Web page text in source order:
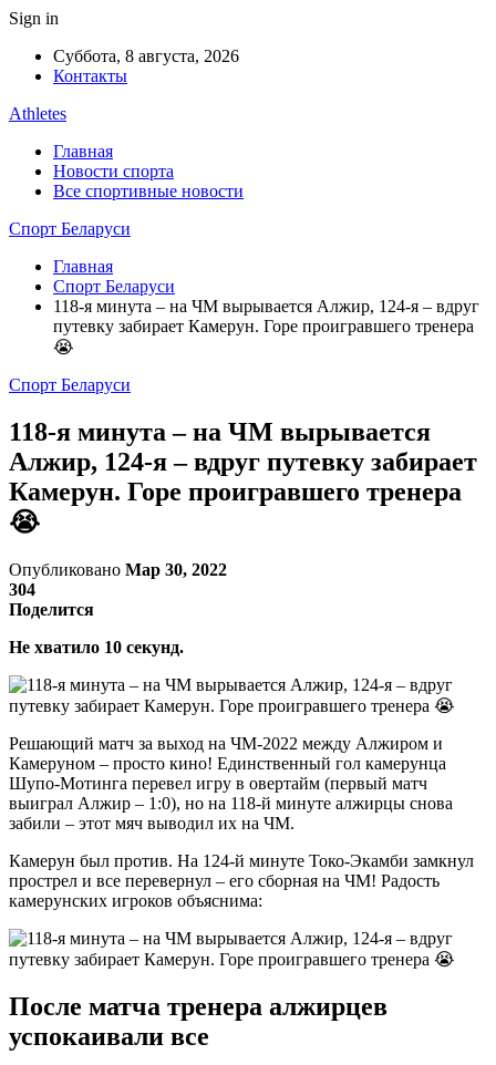
Sign in
Суббота, 8 августа, 2026
Контакты
Athletes
Главная
Новости спорта
Все спортивные новости
Спорт Беларуси
Главная
Спорт Беларуси
118-я минута – на ЧМ вырывается Алжир, 124-я – вдруг
путевку забирает Камерун. Горе проигравшего тренера
😭
Спорт Беларуси
118-я минута – на ЧМ вырывается
Алжир, 124-я – вдруг путевку забирает
Камерун. Горе проигравшего тренера
😭
Опубликовано Мар 30, 2022
304
Поделится
Не хватило 10 секунд.
Решающий матч за выход на ЧМ-2022 между Алжиром и
Камеруном – просто кино! Единственный гол камерунца
Шупо-Мотинга перевел игру в овертайм (первый матч
выиграл Алжир – 1:0), но на 118-й минуте алжирцы снова
забили – этот мяч выводил их на ЧМ.
Камерун был против. На 124-й минуте Токо-Экамби замкнул
прострел и все перевернул – его сборная на ЧМ! Радость
камерунских игроков объяснима:
После матча тренера алжирцев
успокаивали все